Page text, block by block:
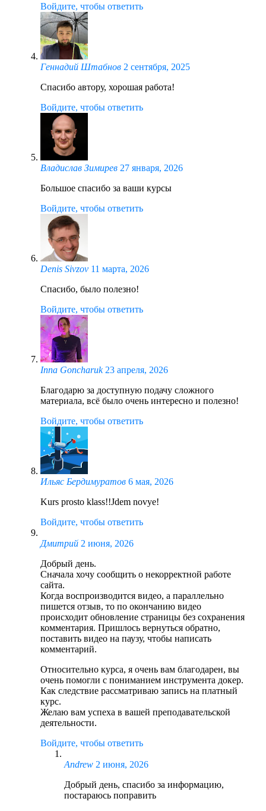
Войдите, чтобы ответить
Геннадий Штабнов 2 сентября, 2025
Спасибо автору, хорошая работа!
Войдите, чтобы ответить
Владислав Зимирев 27 января, 2026
Большое спасибо за ваши курсы
Войдите, чтобы ответить
Denis Sivzov 11 марта, 2026
Спасибо, было полезно!
Войдите, чтобы ответить
Inna Goncharuk 23 апреля, 2026
Благодарю за доступную подачу сложного
материала, всё было очень интересно и полезно!
Войдите, чтобы ответить
Ильяс Бердимуратов 6 мая, 2026
Kurs prosto klass!!Jdem novye!
Войдите, чтобы ответить
Дмитрий 2 июня, 2026
Добрый день.
Сначала хочу сообщить о некорректной работе
сайта.
Когда воспроизводится видео, а параллельно
пишется отзыв, то по окончанию видео
происходит обновление страницы без сохранения
комментария. Пришлось вернуться обратно,
поставить видео на паузу, чтобы написать
комментарий.
Относительно курса, я очень вам благодарен, вы
очень помогли с пониманием инструмента докер.
Как следствие рассматриваю запись на платный
курс.
Желаю вам успеха в вашей преподавательской
деятельности.
Войдите, чтобы ответить
Andrew 2 июня, 2026
Добрый день, спасибо за информацию,
постараюсь поправить